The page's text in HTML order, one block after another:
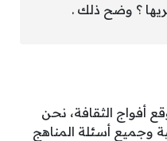
؟ وضح ذلك .
أفواج الثقافة، نحن
وجميع أسئلة المناهج